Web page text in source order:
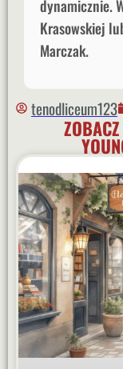
dynamicznie.
Krasowskiej
Marczak.
tenodliceum123